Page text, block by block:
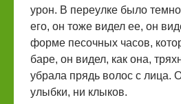
урон. В переулке было
его, он тоже видел ее, он
форме песочных часов,
баре, он видел, как она,
убрала прядь волос с лица.
улыбки, ни клыков.